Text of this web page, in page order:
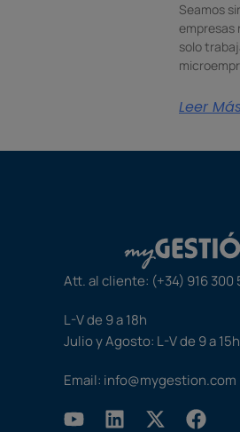
Seamos
empresas
solo
Leer
Att. al cliente: (+34) 916 300
L-V de 9 a 18h
Julio y Agosto: L-V de 9 a 15h
Email: info@mygestion.com
Y L X F